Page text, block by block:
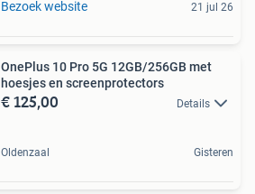
Bezoek website 21 jul 26
OnePlus 10 Pro 5G 12GB/256GB met
hoesjes en screenprotectors
€ 125,00 Details
Oldenzaal Gisteren